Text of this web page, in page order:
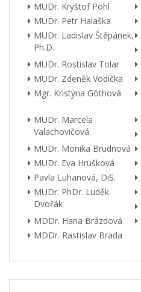
MUDr. Kryštof Pohl
MUDr. Petr Halaška
MUDr. Ladislav Štěpánek,
Ph.D.
MUDr. Rostislav Tolar
MUDr. Zdeněk Vodička
Mgr. Kristýna Göthová
MUDr. Marcela
Valachovičová
MUDr. Monika Brudnová
MUDr. Eva Hrušková
Pavla Luhanová, DiS.
MUDr. PhDr. Luděk
Dvořák
MDDr. Hana Brázdová
MDDr. Rastislav Brada